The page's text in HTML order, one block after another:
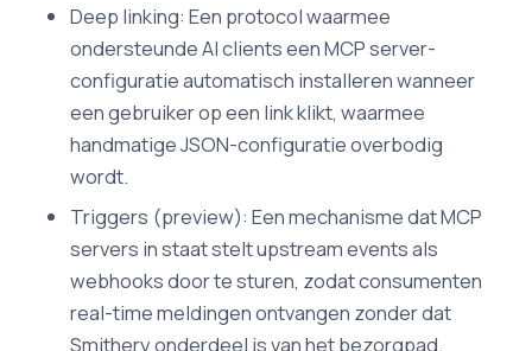
Deep linking: Een protocol waarmee
ondersteunde AI clients een MCP server-
configuratie automatisch installeren wanneer
een gebruiker op een link klikt, waarmee
handmatige JSON-configuratie overbodig
wordt.
Triggers (preview): Een mechanisme dat MCP
servers in staat stelt upstream events als
webhooks door te sturen, zodat consumenten
real-time meldingen ontvangen zonder dat
Smithery onderdeel is van het bezorgpad.